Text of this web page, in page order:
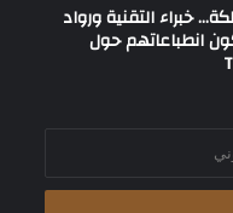
خبراء التقنية ورواد
انطباعاتهم حول